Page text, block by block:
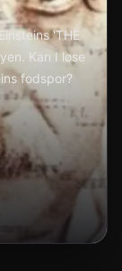
'THE
Kan I løse
fodspor?